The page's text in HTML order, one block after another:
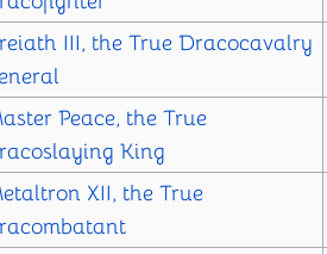
III, the True Dracocavalry
Peace, the True
King
XII, the True